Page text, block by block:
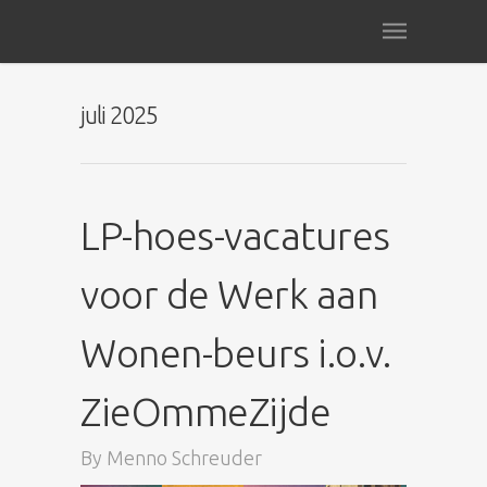
juli 2025
LP-hoes-vacatures
voor de Werk aan
Wonen-beurs i.o.v.
ZieOmmeZijde
By Menno Schreuder